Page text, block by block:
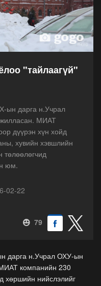
"тайлаагүй"
ын дарга н.Учрал
МИАТ
дүүрэн хүн хойд
хувийн хэвшлийн
төлөөлөгчид
юм.
02-22
79
дарга н.Учрал ОХУ-ын
компанийн 230
хөршийн нийслэлийг